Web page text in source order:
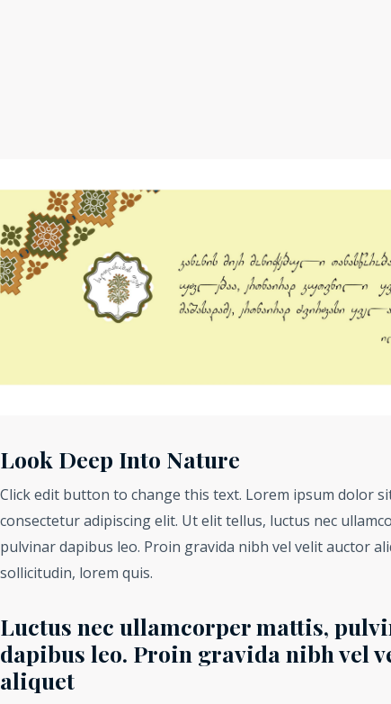
Look Deep Into Nature
Click edit button to change this text. Lorem ipsum dolor
consectetur adipiscing elit. Ut elit tellus, luctus nec
pulvinar dapibus leo. Proin gravida nibh vel velit auctor
sollicitudin, lorem quis.
Luctus nec ullamcorper mattis,
dapibus leo. Proin gravida nibh vel
aliquet